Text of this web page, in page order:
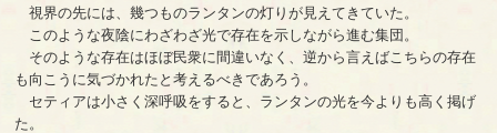
視界の先には、幾つものランタンの灯りが見えてきていた。
このような夜陰にわざわざ光で存在を示しながら進む集団。
そのような存在はほぼ民衆に間違いなく、逆から言えばこちらの存在
も向こうに気づかれたと考えるべきであろう。
セティアは小さく深呼吸をすると、ランタンの光を今よりも高く掲げ
た。